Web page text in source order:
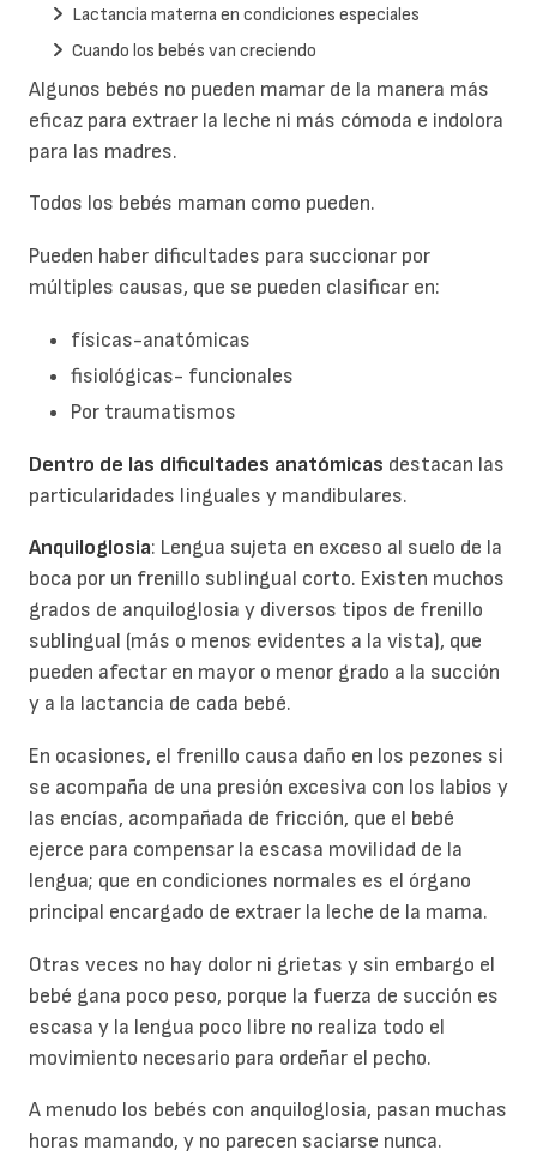
Algunos bebés no pueden mamar de la manera más
eficaz para extraer la leche ni más cómoda e indolora
para las madres.
Todos los bebés maman como pueden.
Pueden haber dificultades para succionar por
múltiples causas, que se pueden clasificar en:
físicas-anatómicas
fisiológicas- funcionales
Por traumatismos
Dentro de las dificultades anatómicas destacan las
particularidades linguales y mandibulares.
Anquiloglosia: Lengua sujeta en exceso al suelo de la
boca por un frenillo sublingual corto. Existen muchos
grados de anquiloglosia y diversos tipos de frenillo
sublingual (más o menos evidentes a la vista), que
pueden afectar en mayor o menor grado a la succión
y a la lactancia de cada bebé.
En ocasiones, el frenillo causa daño en los pezones si
se acompaña de una presión excesiva con los labios y
las encías, acompañada de fricción, que el bebé
ejerce para compensar la escasa movilidad de la
lengua; que en condiciones normales es el órgano
principal encargado de extraer la leche de la mama.
Otras veces no hay dolor ni grietas y sin embargo el
bebé gana poco peso, porque la fuerza de succión es
escasa y la lengua poco libre no realiza todo el
movimiento necesario para ordeñar el pecho.
A menudo los bebés con anquiloglosia, pasan muchas
horas mamando, y no parecen saciarse nunca.
Lactancia materna en condiciones especiales
Cuando los bebés van creciendo